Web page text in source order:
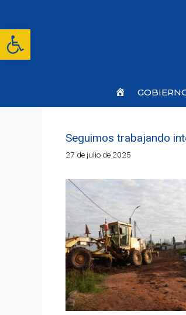
Abrir barra de
contenido
Inicio
Seguimos trabajando
27 de julio de 2025